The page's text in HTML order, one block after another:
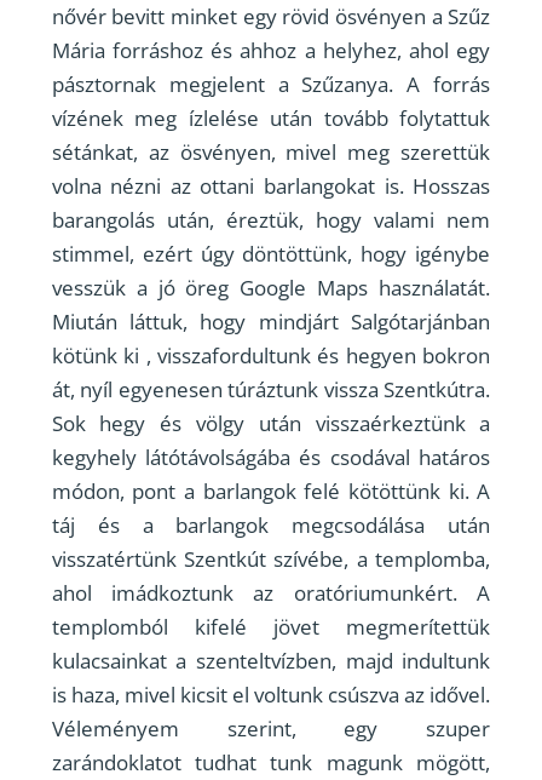
nővér bevitt minket egy rövid ösvényen a Szűz
Mária forráshoz és ahhoz a helyhez, ahol egy
pásztornak megjelent a Szűzanya. A forrás
vízének meg ízlelése után tovább folytattuk
sétánkat, az ösvényen, mivel meg szerettük
volna nézni az ottani barlangokat is. Hosszas
barangolás után, éreztük, hogy valami nem
stimmel, ezért úgy döntöttünk, hogy igénybe
vesszük a jó öreg Google Maps használatát.
Miután láttuk, hogy mindjárt Salgótarjánban
kötünk ki , visszafordultunk és hegyen bokron
át, nyíl egyenesen túráztunk vissza Szentkútra.
Sok hegy és völgy után visszaérkeztünk a
kegyhely látótávolságába és csodával határos
módon, pont a barlangok felé kötöttünk ki. A
táj és a barlangok megcsodálása után
visszatértünk Szentkút szívébe, a templomba,
ahol imádkoztunk az oratóriumunkért. A
templomból kifelé jövet megmerítettük
kulacsainkat a szenteltvízben, majd indultunk
is haza, mivel kicsit el voltunk csúszva az idővel.
Véleményem szerint, egy szuper
zarándoklatot tudhat tunk magunk mögött,